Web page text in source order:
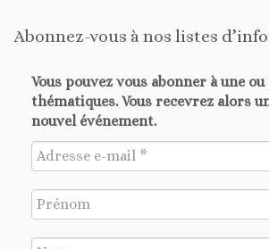
Abonnez-vous à nos listes
Vous pouvez vous abonner à une
thématiques. Vous recevrez alors
nouvel événement.